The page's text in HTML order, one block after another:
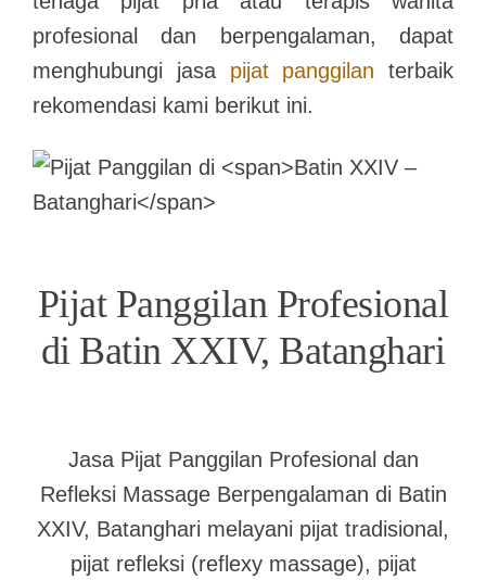
profesional dan berpengalaman, dapat
menghubungi jasa pijat panggilan terbaik
rekomendasi kami berikut ini.
Pijat Panggilan Profesional
di Batin XXIV, Batanghari
Jasa Pijat Panggilan Profesional dan
Refleksi Massage Berpengalaman di Batin
XXIV, Batanghari melayani pijat tradisional,
pijat refleksi (reflexy massage), pijat